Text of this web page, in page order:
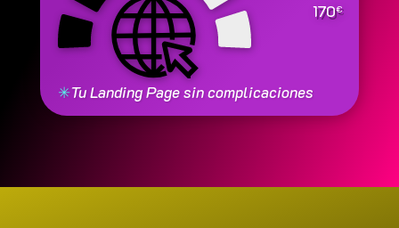
170€
✳Tu Landing Page sin complicaciones